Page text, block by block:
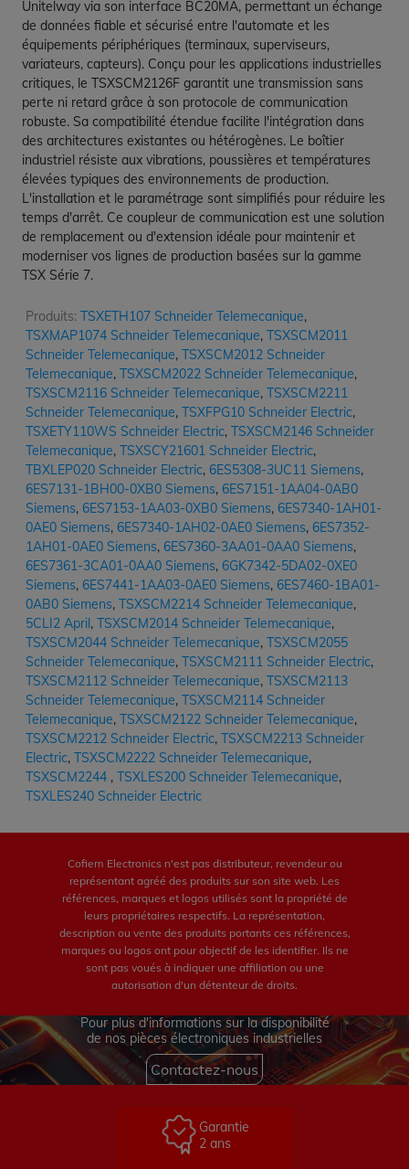
Unitelway via son interface BC20MA, permettant un échange
de données fiable et sécurisé entre l'automate et les
équipements périphériques (terminaux, superviseurs,
variateurs, capteurs). Conçu pour les applications industrielles
critiques, le TSXSCM2126F garantit une transmission sans
perte ni retard grâce à son protocole de communication
robuste. Sa compatibilité étendue facilite l'intégration dans
des architectures existantes ou hétérogènes. Le boîtier
industriel résiste aux vibrations, poussières et températures
élevées typiques des environnements de production.
L'installation et le paramétrage sont simplifiés pour réduire les
temps d'arrêt. Ce coupleur de communication est une solution
de remplacement ou d'extension idéale pour maintenir et
moderniser vos lignes de production basées sur la gamme
TSX Série 7.
Produits: TSXETH107 Schneider Telemecanique,
TSXMAP1074 Schneider Telemecanique, TSXSCM2011
Schneider Telemecanique, TSXSCM2012 Schneider
Telemecanique, TSXSCM2022 Schneider Telemecanique,
TSXSCM2116 Schneider Telemecanique, TSXSCM2211
Schneider Telemecanique, TSXFPG10 Schneider Electric,
TSXETY110WS Schneider Electric, TSXSCM2146 Schneider
Telemecanique, TSXSCY21601 Schneider Electric,
TBXLEP020 Schneider Electric, 6ES5308-3UC11 Siemens,
6ES7131-1BH00-0XB0 Siemens, 6ES7151-1AA04-0AB0
Siemens, 6ES7153-1AA03-0XB0 Siemens, 6ES7340-1AH01-
0AE0 Siemens, 6ES7340-1AH02-0AE0 Siemens, 6ES7352-
1AH01-0AE0 Siemens, 6ES7360-3AA01-0AA0 Siemens,
6ES7361-3CA01-0AA0 Siemens, 6GK7342-5DA02-0XE0
Siemens, 6ES7441-1AA03-0AE0 Siemens, 6ES7460-1BA01-
0AB0 Siemens, TSXSCM2214 Schneider Telemecanique,
5CLI2 April, TSXSCM2014 Schneider Telemecanique,
TSXSCM2044 Schneider Telemecanique, TSXSCM2055
Schneider Telemecanique, TSXSCM2111 Schneider Electric,
TSXSCM2112 Schneider Telemecanique, TSXSCM2113
Schneider Telemecanique, TSXSCM2114 Schneider
Telemecanique, TSXSCM2122 Schneider Telemecanique,
TSXSCM2212 Schneider Electric, TSXSCM2213 Schneider
Electric, TSXSCM2222 Schneider Telemecanique,
TSXSCM2244 , TSXLES200 Schneider Telemecanique,
TSXLES240 Schneider Electric
Cofiem Electronics n'est pas distributeur, revendeur ou
représentant agréé des produits sur son site web. Les
références, marques et logos utilisés sont la propriété de
leurs propriétaires respectifs. La représentation,
description ou vente des produits portants ces références,
marques ou logos ont pour objectif de les identifier. Ils ne
sont pas voués à indiquer une affiliation ou une
autorisation d'un détenteur de droits.
Pour plus d'informations sur la disponibilité
de nos pièces électroniques industrielles
Contactez-nous
Garantie
2 ans